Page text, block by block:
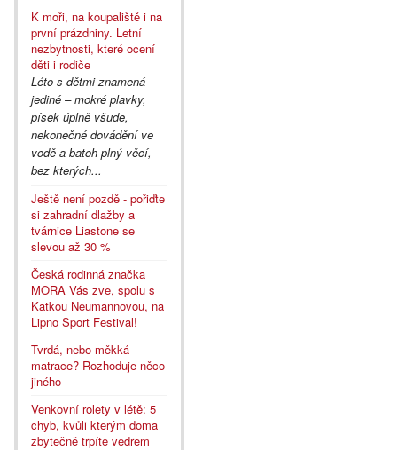
K moři, na koupaliště i na
první prázdniny. Letní
nezbytnosti, které ocení
děti i rodiče
Léto s dětmi znamená
jediné – mokré plavky,
písek úplně všude,
nekonečné dovádění ve
vodě a batoh plný věcí,
bez kterých...
Ještě není pozdě - pořiďte
si zahradní dlažby a
tvárnice Liastone se
slevou až 30 %
Česká rodinná značka
MORA Vás zve, spolu s
Katkou Neumannovou, na
Lipno Sport Festival!
Tvrdá, nebo měkká
matrace? Rozhoduje něco
jiného
Venkovní rolety v létě: 5
chyb, kvůli kterým doma
zbytečně trpíte vedrem